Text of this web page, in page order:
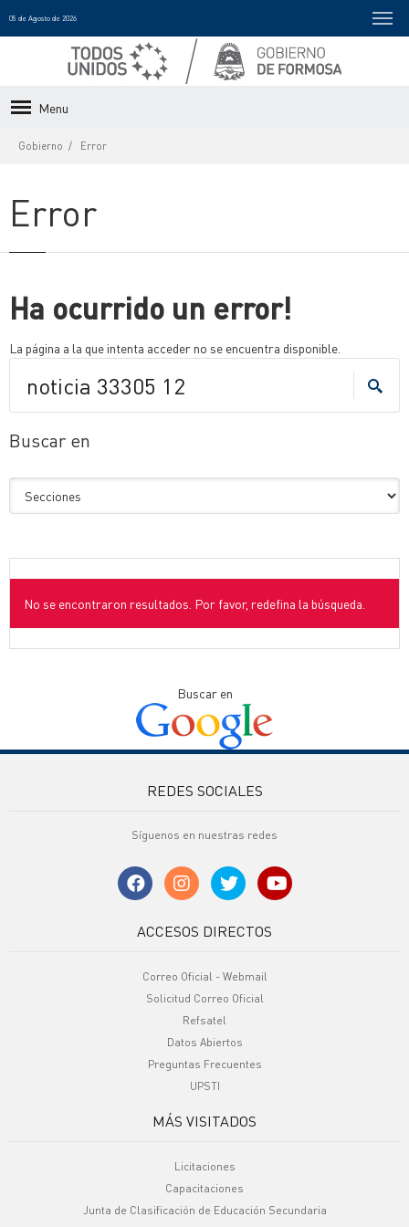
05 de Agosto de 2026
Menu
Gobierno Error
Error
Ha ocurrido un error!
La página a la que intenta acceder no se encuentra disponible.
Buscar en
No se encontraron resultados. Por favor, redefina la búsqueda.
Buscar en
REDES SOCIALES
Síguenos en nuestras redes
ACCESOS DIRECTOS
Correo Oficial - Webmail
Solicitud Correo Oficial
Refsatel
Datos Abiertos
Preguntas Frecuentes
UPSTI
MÁS VISITADOS
Licitaciones
Capacitaciones
Junta de Clasificación de Educación Secundaria